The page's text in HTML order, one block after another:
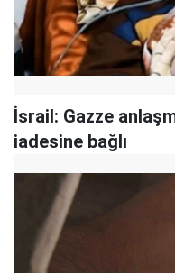
İsrail: Gazze
iadesine bağlı